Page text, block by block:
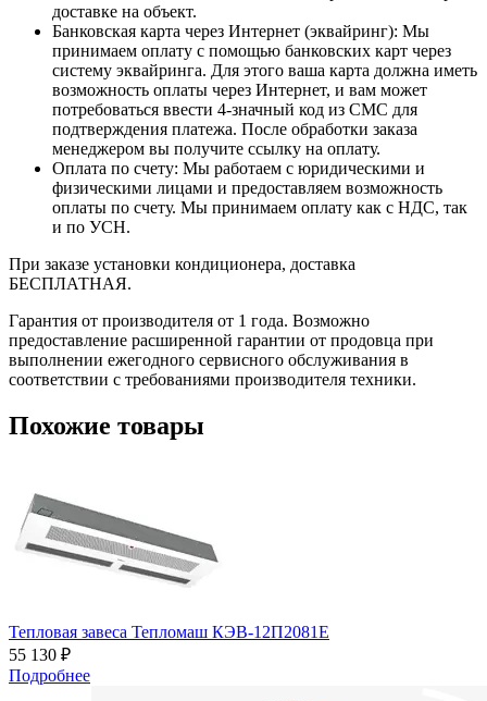
доставке на объект.
Банковская карта через Интернет (эквайринг): Мы
принимаем оплату с помощью банковских карт через
систему эквайринга. Для этого ваша карта должна иметь
возможность оплаты через Интернет, и вам может
потребоваться ввести 4-значный код из СМС для
подтверждения платежа. После обработки заказа
менеджером вы получите ссылку на оплату.
Оплата по счету: Мы работаем с юридическими и
физическими лицами и предоставляем возможность
оплаты по счету. Мы принимаем оплату как с НДС, так
и по УСН.
При заказе установки кондиционера, доставка
БЕСПЛАТНАЯ.
Гарантия от производителя от 1 года. Возможно
предоставление расширенной гарантии от продовца при
выполнении ежегодного сервисного обслуживания в
соответствии с требованиями производителя техники.
Похожие товары
Тепловая завеса Тепломаш КЭВ-12П2081Е
55 130 ₽
Подробнее